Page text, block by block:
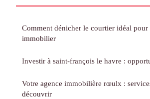
Comment dénicher le courtier idéal
immobilier
Investir à saint-françois le havre :
Votre agence immobilière rœulx :
découvrir